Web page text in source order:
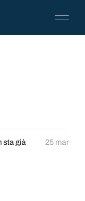
sta già
25 mar